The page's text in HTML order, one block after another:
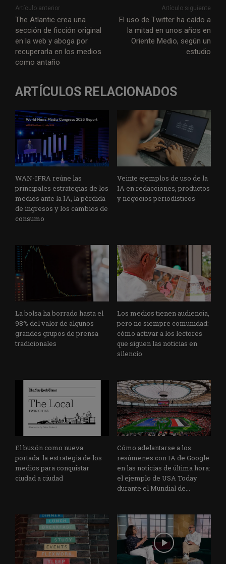
Artículo anterior
The Atlantic crea una
sección de ficción original
en la web y aboga por
recuperarla en los medios
como antaño
Artículo siguiente
El uso de Twitter ha caído a
la mitad en unos años en
Oriente Medio, según un
estudio
ARTÍCULOS RELACIONADOS
WAN-IFRA reúne las
principales estrategias de los
medios ante la IA, la pérdida
de ingresos y los cambios de
consumo
Veinte ejemplos de uso de la
IA en redacciones, productos
y negocios periodísticos
La bolsa ha borrado hasta el
98% del valor de algunos
grandes grupos de prensa
tradicionales
Los medios tienen audiencia,
pero no siempre comunidad:
cómo activar a los lectores
que siguen las noticias en
silencio
El buzón como nueva
portada: la estrategia de los
medios para conquistar
ciudad a ciudad
Cómo adelantarse a los
resúmenes con IA de Google
en las noticias de última hora:
el ejemplo de USA Today
durante el Mundial de...